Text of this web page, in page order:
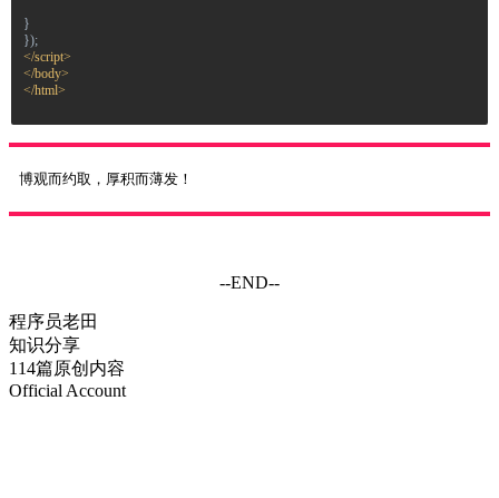
}
});
</script>
</body>
</html>
博观而约取，厚积而薄发！
--END--
程序员老田
知识分享
114篇原创内容
Official Account